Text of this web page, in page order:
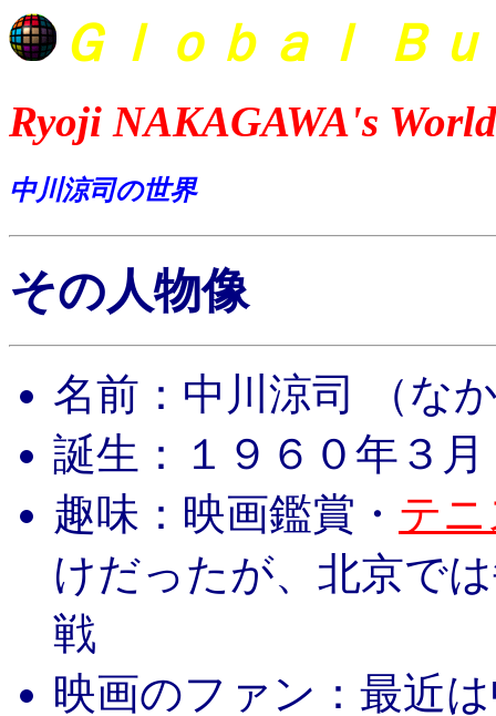
Ｇｌｏｂａｌ Ｂ
Ryoji NAKAGAWA's World
中川涼司の世界
その人物像
名前：中川涼司
（な
誕生：１９６０年３月
趣味：映画鑑賞・ テ
けだったが、北京で
戦
映画のファン：最近